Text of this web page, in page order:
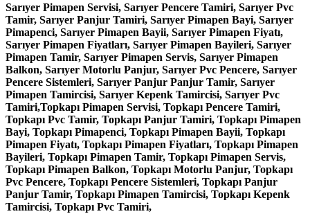
Sarıyer Pimapen Servisi, Sarıyer Pencere Tamiri, Sarıyer Pvc
Tamir, Sarıyer Panjur Tamiri, Sarıyer Pimapen Bayi, Sarıyer
Pimapenci, Sarıyer Pimapen Bayii, Sarıyer Pimapen Fiyatı,
Sarıyer Pimapen Fiyatları, Sarıyer Pimapen Bayileri, Sarıyer
Pimapen Tamir, Sarıyer Pimapen Servis, Sarıyer Pimapen
Balkon, Sarıyer Motorlu Panjur, Sarıyer Pvc Pencere, Sarıyer
Pencere Sistemleri, Sarıyer Panjur Panjur Tamir, Sarıyer
Pimapen Tamircisi, Sarıyer Kepenk Tamircisi, Sarıyer Pvc
Tamiri,Topkapı Pimapen Servisi, Topkapı Pencere Tamiri,
Topkapı Pvc Tamir, Topkapı Panjur Tamiri, Topkapı Pimapen
Bayi, Topkapı Pimapenci, Topkapı Pimapen Bayii, Topkapı
Pimapen Fiyatı, Topkapı Pimapen Fiyatları, Topkapı Pimapen
Bayileri, Topkapı Pimapen Tamir, Topkapı Pimapen Servis,
Topkapı Pimapen Balkon, Topkapı Motorlu Panjur, Topkapı
Pvc Pencere, Topkapı Pencere Sistemleri, Topkapı Panjur
Panjur Tamir, Topkapı Pimapen Tamircisi, Topkapı Kepenk
Tamircisi, Topkapı Pvc Tamiri,